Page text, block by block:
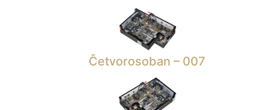
Četvorosoban – 007